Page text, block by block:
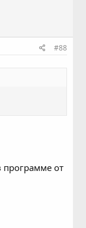
#88
программе от